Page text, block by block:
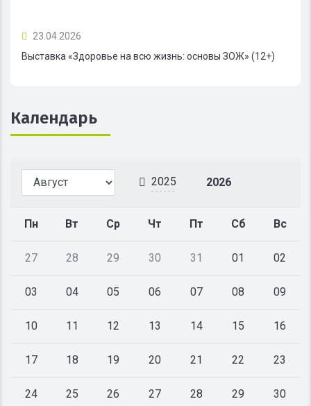
23.04.2026
Выставка «Здоровье на всю жизнь: основы ЗОЖ» (12+)
Календарь
2025 2026
Пн Вт Ср Чт Пт Сб Вс
27 28 29 30 31 01 02
03 04 05 06 07 08 09
10 11 12 13 14 15 16
17 18 19 20 21 22 23
24 25 26 27 28 29 30